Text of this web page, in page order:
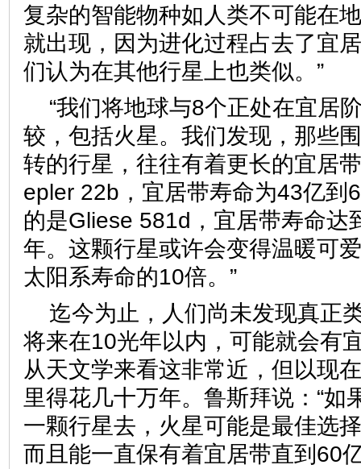
复杂的智能物种如人类不可能在
就出现，因为进化过程占去了宜
们认为在其他行星上也类似。”
“我们将地球与8个正处在宜居
较，包括火星。我们发现，那些
转的行星，往往有着更长的宜居
epler 22b，宜居带寿命为43亿到
的是Gliese 581d，宜居带寿命达
年。这颗行星或许会变得温暖可
太阳系寿命的10倍。”
迄今为止，人们尚未发现真正
将来在10光年以内，可能就会有
从天文学来看这非常近，但以现
里得花几十万年。鲁斯拜说：“如
一颗行星去，火星可能是最佳选
而且能一直保有着宜居带直到60